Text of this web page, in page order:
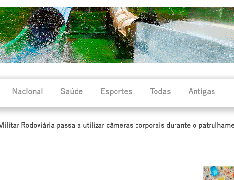
Nacional Saúde Esportes Todas Antigas
passa a utilizar câmeras corporais durante o patrulhamento na região